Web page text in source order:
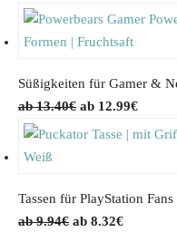
2
.
0
€
.
9
.
Süßigkeiten für Gamer &
13.40€ O
i
n
12.99€C
e
Tassen für PlayStation Fans
9.94€ O
8.32€C